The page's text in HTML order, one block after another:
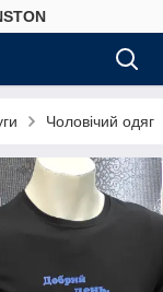
Чоловічий одяг